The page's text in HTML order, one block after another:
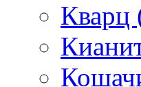
Кварц